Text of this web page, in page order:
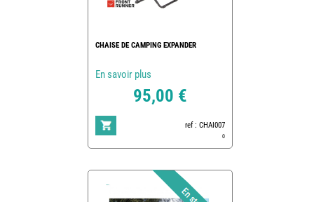
CHAISE DE CAMPING EXPANDER
En savoir plus
95,00 €
ref : CHAI007
0